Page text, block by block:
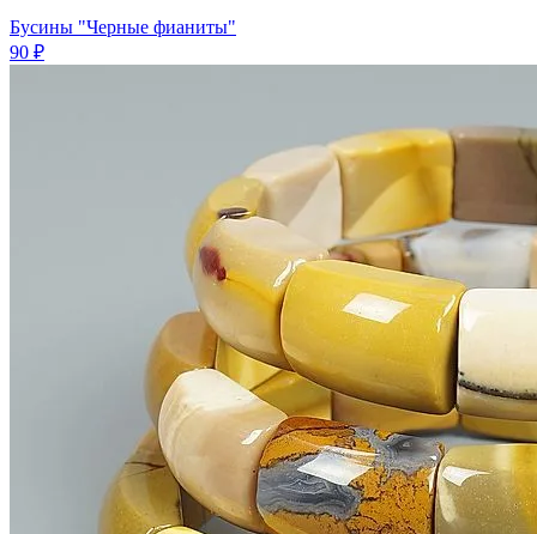
Бусины "Черные фианиты"
90 ₽